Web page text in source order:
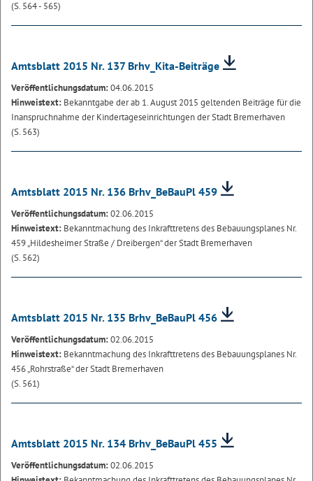
(S. 564 - 565)
Amtsblatt 2015 Nr. 137 Brhv_Kita-Beiträge
Veröffentlichungsdatum:04.06.2015
Hinweistext: Bekanntgabe der ab 1. August 2015 geltenden Beiträge für die
Inanspruchnahme der Kindertageseinrichtungen der Stadt Bremerhaven
(S. 563)
Amtsblatt 2015 Nr. 136 Brhv_BeBauPl 459
Veröffentlichungsdatum:02.06.2015
Hinweistext: Bekanntmachung des Inkrafttretens des Bebauungsplanes Nr.
459 „Hildesheimer Straße / Dreibergen“ der Stadt Bremerhaven
(S. 562)
Amtsblatt 2015 Nr. 135 Brhv_BeBauPl 456
Veröffentlichungsdatum:02.06.2015
Hinweistext: Bekanntmachung des Inkrafttretens des Bebauungsplanes Nr.
456 „Rohrstraße“ der Stadt Bremerhaven
(S. 561)
Amtsblatt 2015 Nr. 134 Brhv_BeBauPl 455
Veröffentlichungsdatum:02.06.2015